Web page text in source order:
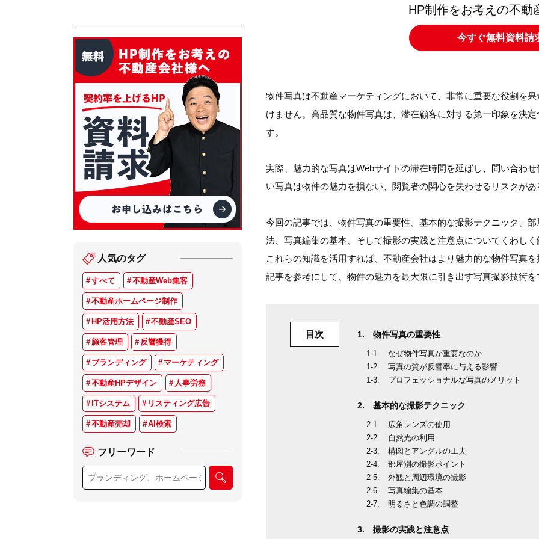
人気のタグ
すべて 不動産Web集客
不動産ホームページ制作
HP活用方法 不動産SEO
顧客管理 反響獲得
ブランディング マーケティング
不動産HPデザイン 人事労務
ITシステム リスティング広告
不動産売却 AI検索
フリーワード
HP制作をお考えの不動
今すぐ無料資料請
物件写真は不動産マーケティングにおいて、非常に重要な役割を
けません。高品質な物件写真は、潜在顧客に対する第一印象を決
す。
実際、魅力的な写真はWebサイトの滞在時間を延ばし、問い合わ
い写真は物件の魅力を損ない、閲覧者の関心を失わせるリスクがあ
今回の記事では、物件写真の重要性、基本的な撮影テクニック、
法、写真編集の基本、そして撮影の実践と注意点についてくわしく
これらの知識を活用すれば、不動産会社はより魅力的な物件写真
記事を参考にして、物件の魅力を最大限に引き出す写真撮影技術を
目次 物件写真の重要性
なぜ物件写真が重要なのか
写真の質が反響率に与える影響
プロフェッショナルな写真のメリット
基本的な撮影テクニック
広角レンズの使用
自然光の利用
構図とアングルの工夫
部屋別の撮影ポイント
外観と周辺環境の撮影
写真編集の基本
明るさと色調の調整
撮影の実践と注意点